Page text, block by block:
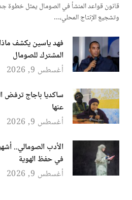
قانون قواعد المنشأ في الصومال يمثل خطوة
وتشجيع الإنتاج المحلي،…
فهد ياسين يكشف
المشترك للصومال
أغسطس 9, 2026
ساكديا باجاج
عنها
أغسطس 9, 2026
الأدب الصومالي..
في حفظ الهوية
أغسطس 9, 2026